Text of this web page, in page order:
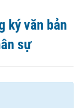
ký văn bản
sự